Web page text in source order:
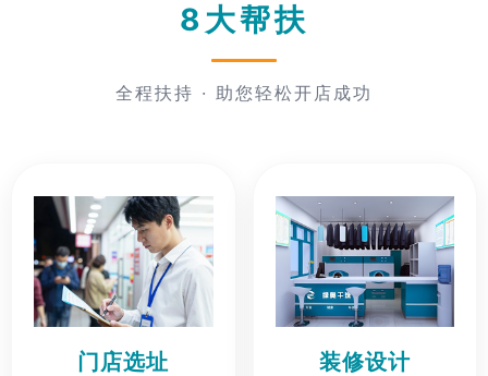
8大帮扶
全程扶持 · 助您轻松开店成功
门店选址 装修设计